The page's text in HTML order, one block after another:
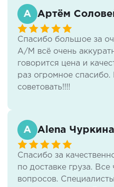
советую данную
грузоперевозок!
Артём
Спасибо большое за
А/М всё очень
говорится цена и
раз огромное спасибо.
советовать!!!!
Alena Чуркина
Спасибо за
по доставке груза.
вопросов.